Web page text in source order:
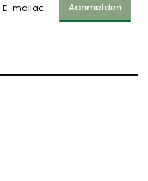
Aanmelden